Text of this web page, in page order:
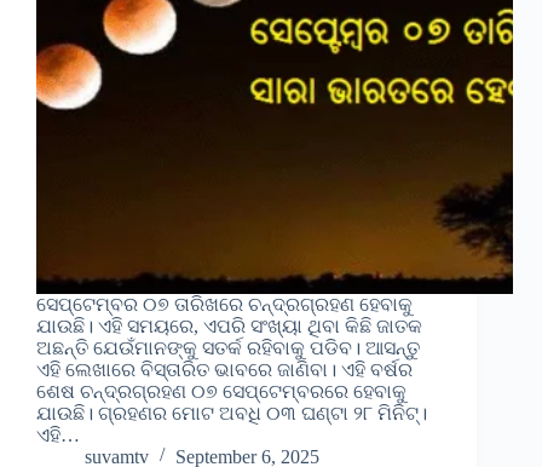
ସେପ୍ଟେମ୍ବର ୦୭ ତାରିଖରେ ଚନ୍ଦ୍ରଗ୍ରହଣ ହେବାକୁ
ଯାଉଛି। ଏହି ସମୟରେ, ଏପରି ସଂଖ୍ୟା ଥିବା କିଛି ଜାତକ
ଅଛନ୍ତି ଯେଉଁମାନଙ୍କୁ ସତର୍କ ରହିବାକୁ ପଡିବ। ଆସନ୍ତୁ
ଏହି ଲେଖାରେ ବିସ୍ତାରିତ ଭାବରେ ଜାଣିବା। ଏହି ବର୍ଷର
ଶେଷ ଚନ୍ଦ୍ରଗ୍ରହଣ ୦୭ ସେପ୍ଟେମ୍ବରରେ ହେବାକୁ
ଯାଉଛି। ଗ୍ରହଣର ମୋଟ ଅବଧି ୦୩ ଘଣ୍ଟା ୨୮ ମିନିଟ୍।
ଏହି…
suvamtv
September 6, 2025